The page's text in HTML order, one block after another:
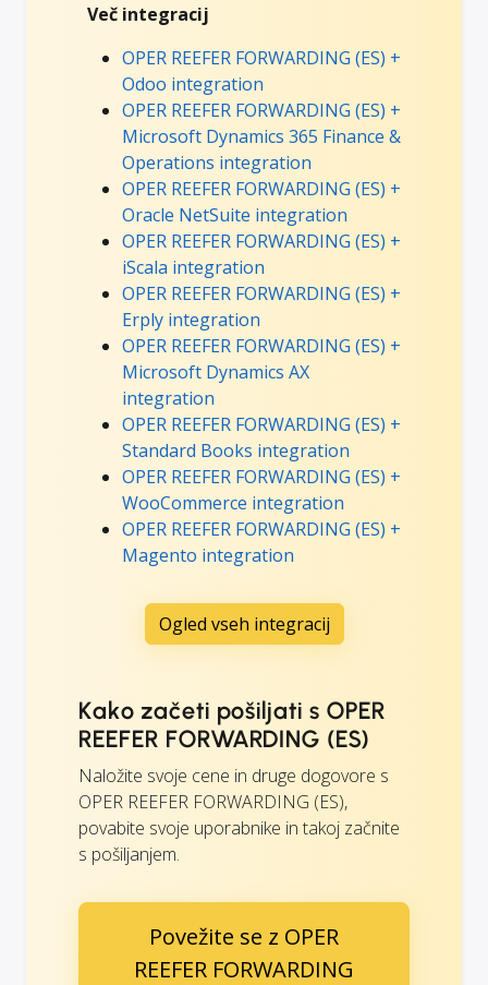
Več integracij
OPER REEFER FORWARDING (ES) +
Odoo integration
OPER REEFER FORWARDING (ES) +
Microsoft Dynamics 365 Finance &
Operations integration
OPER REEFER FORWARDING (ES) +
Oracle NetSuite integration
OPER REEFER FORWARDING (ES) +
iScala integration
OPER REEFER FORWARDING (ES) +
Erply integration
OPER REEFER FORWARDING (ES) +
Microsoft Dynamics AX
integration
OPER REEFER FORWARDING (ES) +
Standard Books integration
OPER REEFER FORWARDING (ES) +
WooCommerce integration
OPER REEFER FORWARDING (ES) +
Magento integration
Ogled vseh integracij
Kako začeti pošiljati s OPER
REEFER FORWARDING (ES)
Naložite svoje cene in druge dogovore s
OPER REEFER FORWARDING (ES),
povabite svoje uporabnike in takoj začnite
s pošiljanjem.
Povežite se z OPER
REEFER FORWARDING